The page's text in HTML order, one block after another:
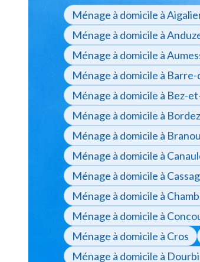
Ménage à domicile à
Ménage à domicile à
Ménage à domicile à
Ménage à domicile à
Ménage à domicile à Bez-
Ménage à domicile à
Ménage à domicile à
Ménage à domicile à
Ménage à domicile à
Ménage à domicile à
Ménage à domicile à
Ménage à domicile à Cros
Ménage à domicile à